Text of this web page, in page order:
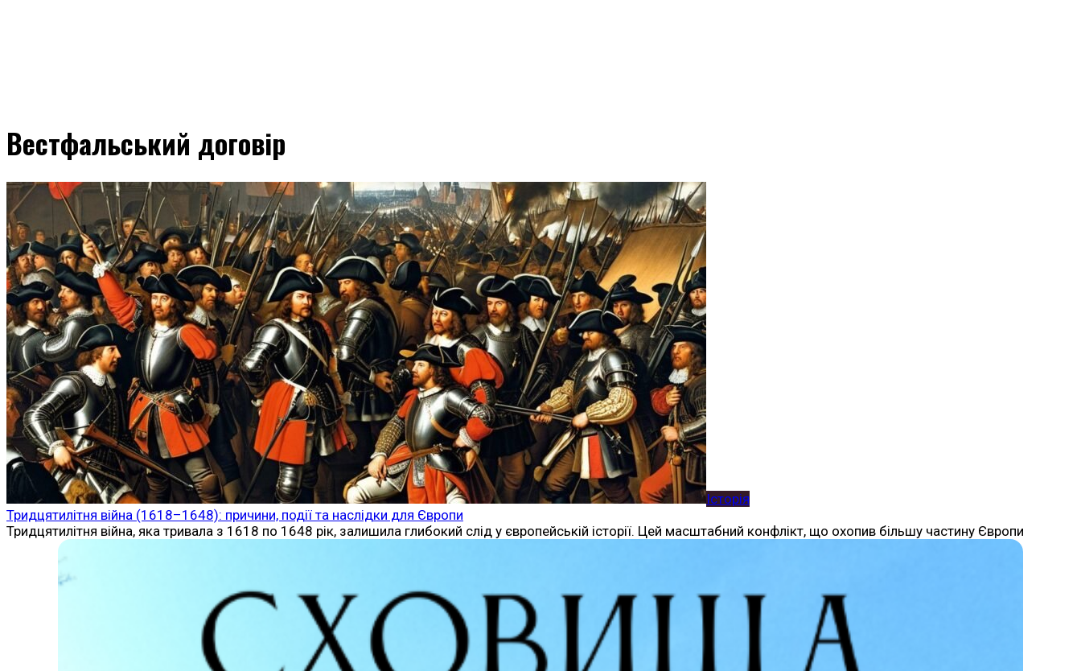
Вестфальський договір
Історія
Тридцятилітня війна (1618–1648): причини, події та наслідки для Європи
Тридцятилітня війна, яка тривала з 1618 по 1648 рік, залишила глибокий слід у європейській історії. Цей масштабний конфлікт, що охопив більшу частину Європи